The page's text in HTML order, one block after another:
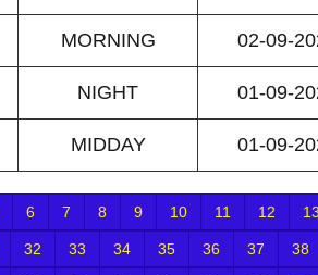
MORNING 02-09-
NIGHT 01-09-
MIDDAY 01-09-
6 7 8 9 10 11 12 13
32 33 34 35 36 37 38